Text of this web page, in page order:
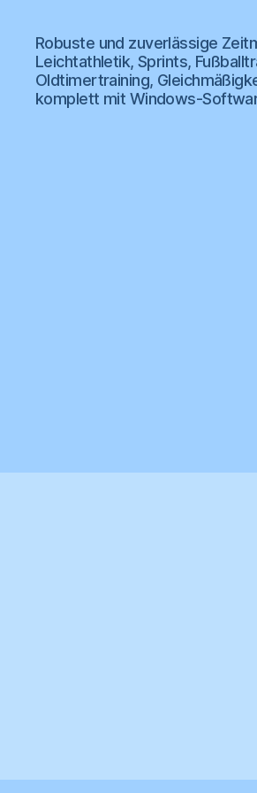
wk
Zeitmessanlagen
Robuste und zuverlässige
Leichtathletik, Sprints,
Oldtimertraining,
komplett mit Windows-